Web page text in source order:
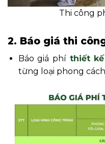
Thi công
2. Báo giá thi
Báo giá phí thiết
từng loại phong